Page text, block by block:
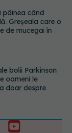
bolii Parkinson
oameni le
doar despre
pentru
Corpul